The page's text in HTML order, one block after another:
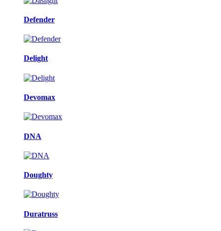
Defender
Delight
Devomax
DNA
Doughty
Duratruss